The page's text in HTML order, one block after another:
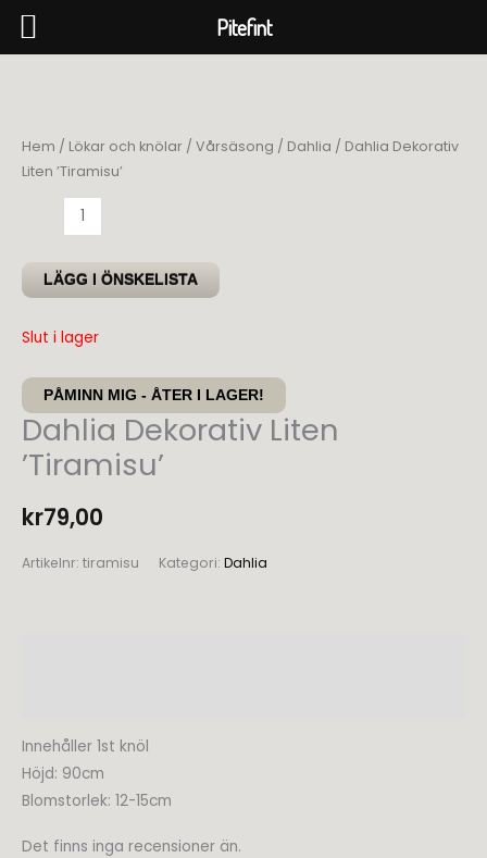
Hem / Lökar och knölar / Vårsäsong / Dahlia / Dahlia Dekorativ
Liten ’Tiramisu’
Dekorativ
Liten
'Tiramisu'
LÄGG I ÖNSKELISTA
Slut i lager
PÅMINN MIG - ÅTER I LAGER!
Dahlia Dekorativ Liten
’Tiramisu’
kr79,00
Artikelnr: tiramisu Kategori: Dahlia
Innehåller 1st knöl
Höjd: 90cm
Blomstorlek: 12-15cm
Det finns inga recensioner än.
Pitefint